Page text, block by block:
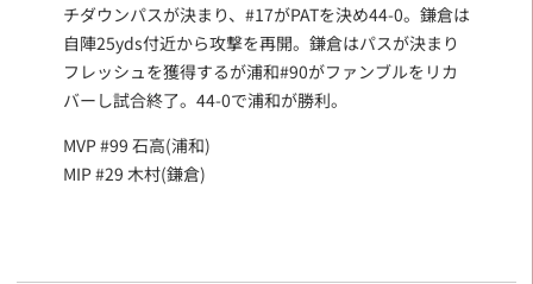
チダウンパスが決まり、#17がPATを決め44-0。鎌倉は
自陣25yds付近から攻撃を再開。鎌倉はパスが決まり
フレッシュを獲得するが浦和#90がファンブルをリカ
バーし試合終了。44-0で浦和が勝利。
MVP #99 石高(浦和)
MIP #29 木村(鎌倉)